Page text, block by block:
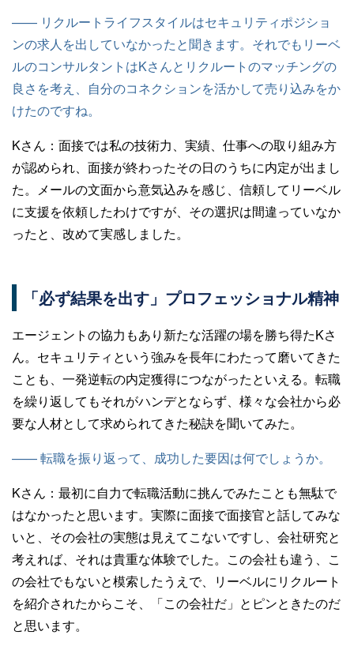
—— リクルートライフスタイルはセキュリティポジショ
ンの求人を出していなかったと聞きます。それでもリーベ
ルのコンサルタントはKさんとリクルートのマッチングの
良さを考え、自分のコネクションを活かして売り込みをか
けたのですね。
Kさん： 面接では私の技術力、実績、仕事への取り組み方
が認められ、面接が終わったその日のうちに内定が出まし
た。メールの文面から意気込みを感じ、信頼してリーベル
に支援を依頼したわけですが、その選択は間違っていなか
ったと、改めて実感しました。
「必ず結果を出す」プロフェッショナル精神
エージェントの協力もあり新たな活躍の場を勝ち得たKさ
ん。セキュリティという強みを長年にわたって磨いてきた
ことも、一発逆転の内定獲得につながったといえる。転職
を繰り返してもそれがハンデとならず、様々な会社から必
要な人材として求められてきた秘訣を聞いてみた。
—— 転職を振り返って、成功した要因は何でしょうか。
Kさん： 最初に自力で転職活動に挑んでみたことも無駄で
はなかったと思います。実際に面接で面接官と話してみな
いと、その会社の実態は見えてこないですし、会社研究と
考えれば、それは貴重な体験でした。この会社も違う、こ
の会社でもないと模索したうえで、リーベルにリクルート
を紹介されたからこそ、「この会社だ」とピンときたのだ
と思います。